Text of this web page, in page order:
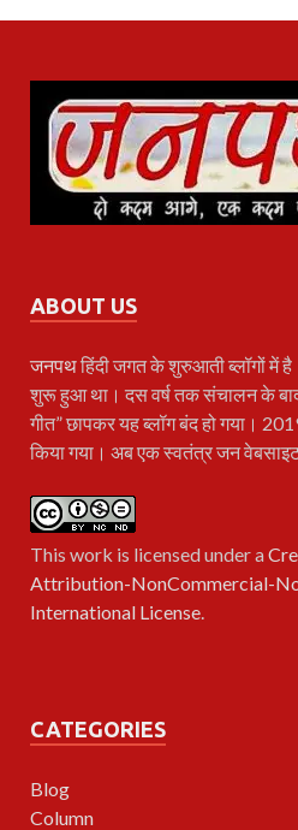
ABOUT US
जनपथहिंदी जगत के शुरुआती ब्लॉगों में
शुरू हुआ था। दस वर्ष तक संचालन के
गीत” छापकर यह ब्लॉग बंद हो गया।
किया गया। अब एक स्वतंत्र जन
This work is licensed under a
Attribution-NonCommercial-
International License.
CATEGORIES
Blog
Column